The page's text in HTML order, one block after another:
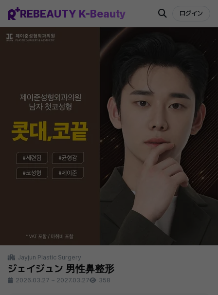
REBEAUTY K-Beauty ログイン
Jayjun Plastic Surgery
ジェイジュン 男性鼻整形
2026.03.27 ~ 2027.03.27 358